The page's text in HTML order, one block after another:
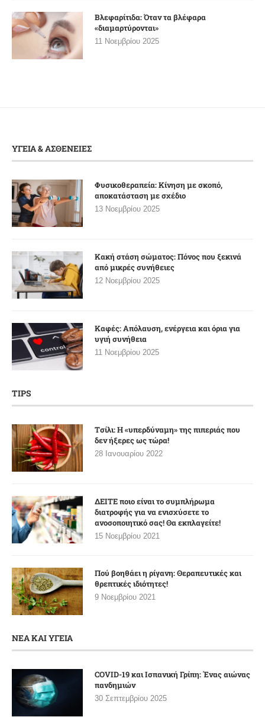
Βλεφαρίτιδα: Όταν τα βλέφαρα
«διαμαρτύρονται»
11 Νοεμβρίου 2025
ΥΓΕΙΑ & ΑΣΘΕΝΕΙΕΣ
Φυσικοθεραπεία: Κίνηση με σκοπό,
αποκατάσταση με σχέδιο
13 Νοεμβρίου 2025
Κακή στάση σώματος: Πόνος που ξεκινά
από μικρές συνήθειες
12 Νοεμβρίου 2025
Καφές: Απόλαυση, ενέργεια και όρια για
υγιή συνήθεια
11 Νοεμβρίου 2025
TIPS
Tσίλι: Η «υπερδύναμη» της πιπεριάς που
δεν ήξερες ως τώρα!
28 Ιανουαρίου 2022
ΔΕΙΤΕ ποιο είναι το συμπλήρωμα
διατροφής για να ενισχύσετε το
ανοσοποιητικό σας! Θα εκπλαγείτε!
15 Νοεμβρίου 2021
Πού βοηθάει η ρίγανη: Θεραπευτικές και
θρεπτικές ιδιότητες!
9 Νοεμβρίου 2021
ΝΕΑ ΚΑΙ ΥΓΕΙΑ
COVID-19 και Ισπανική Γρίπη: Ένας αιώνας
πανδημιών
30 Σεπτεμβρίου 2025